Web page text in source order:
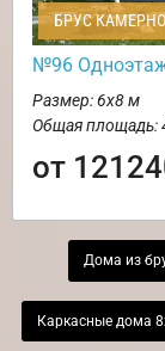
БРУС
№96
Размер: 6х8 м
Общая площадь:
от
Дома из
Каркасные дома